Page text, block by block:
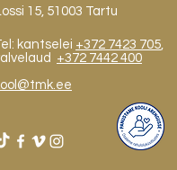
15, 51003 Tartu
kantselei +372 7423 705,
+372 7442 400